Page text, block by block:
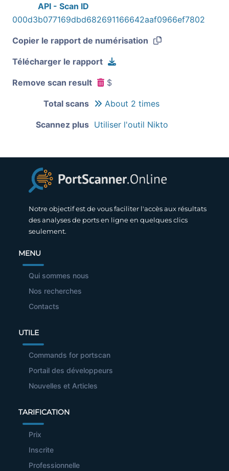
API - Scan ID
000d3b077169dbd682691166642aaf0966ef7802
Copier le rapport de numérisation
Télécharger le rapport
Remove scan result $
Total scans About 2 times
Scannez plus Utiliser l'outil Nikto
Notre objectif est de vous faciliter l'accès aux résultats
des analyses de ports en ligne en quelques clics
seulement.
MENU
Qui sommes nous
Nos recherches
Contacts
UTILE
Commands for portscan
Portail des développeurs
Nouvelles et Articles
TARIFICATION
Prix
Inscrite
Professionnelle